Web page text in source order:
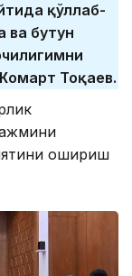
қўллаб-
ва бутун
Тоқаев.
ошириш